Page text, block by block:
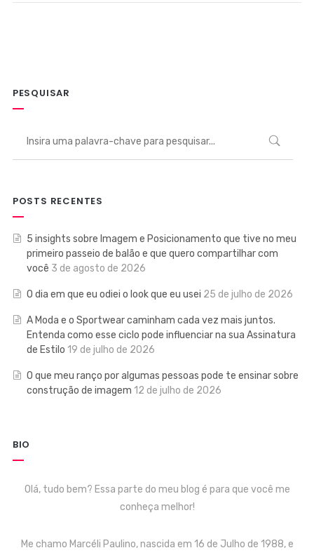
PESQUISAR
POSTS RECENTES
5 insights sobre Imagem e Posicionamento que tive no meu
primeiro passeio de balão e que quero compartilhar com
você 3 de agosto de 2026
O dia em que eu odiei o look que eu usei 25 de julho de 2026
A Moda e o Sportwear caminham cada vez mais juntos.
Entenda como esse ciclo pode influenciar na sua Assinatura
de Estilo 19 de julho de 2026
O que meu ranço por algumas pessoas pode te ensinar sobre
construção de imagem 12 de julho de 2026
BIO
Olá, tudo bem? Essa parte do meu blog é para que você me
conheça melhor!
Me chamo Marcéli Paulino, nascida em 16 de Julho de 1988, e